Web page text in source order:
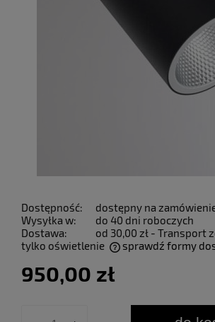
Dostępność:
dostępny na
Wysyłka w:
do 40 dni roboczych
Dostawa:
od 30,00 zł - Transport
tylko oświetlenie
sprawdź formy
950,00 zł